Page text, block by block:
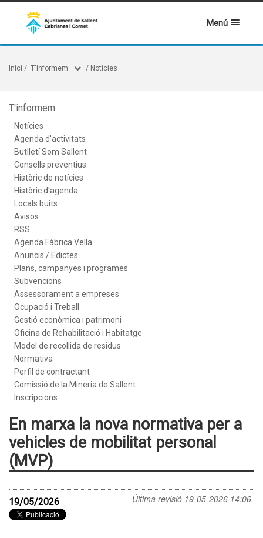
Menú
Inici / T'informem / Notícies
T'informem
Notícies
Agenda d'activitats
Butlletí Som Sallent
Consells preventius
Històric de notícies
Històric d'agenda
Locals buits
Avisos
RSS
Agenda Fàbrica Vella
Anuncis / Edictes
Plans, campanyes i programes
Subvencions
Assessorament a empreses
Ocupació i Treball
Gestió econòmica i patrimoni
Oficina de Rehabilitació i Habitatge
Model de recollida de residus
Normativa
Perfil de contractant
Comissió de la Mineria de Sallent
Inscripcions
En marxa la nova normativa per a
vehicles de mobilitat personal
(MVP)
Última revisió 19-05-2026 14:06
19/05/2026